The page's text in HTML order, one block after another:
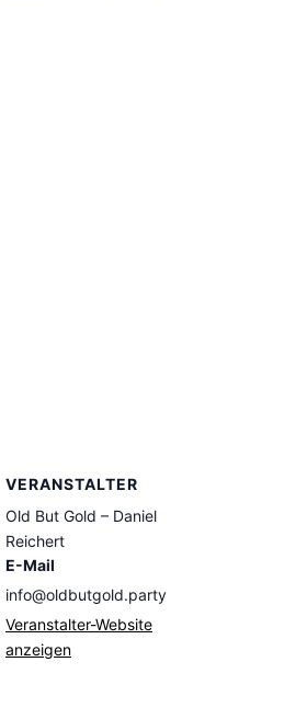
VERANSTALTER
Old But Gold – Daniel
Reichert
E-Mail
info@oldbutgold.party
Veranstalter-Website
anzeigen